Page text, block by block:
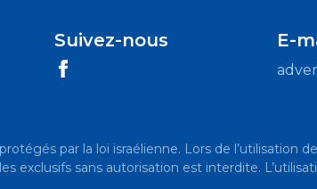
Suivez-nous E-
par la loi israélienne. Lors de l’utilisation
exclusifs sans autorisation est interdite.